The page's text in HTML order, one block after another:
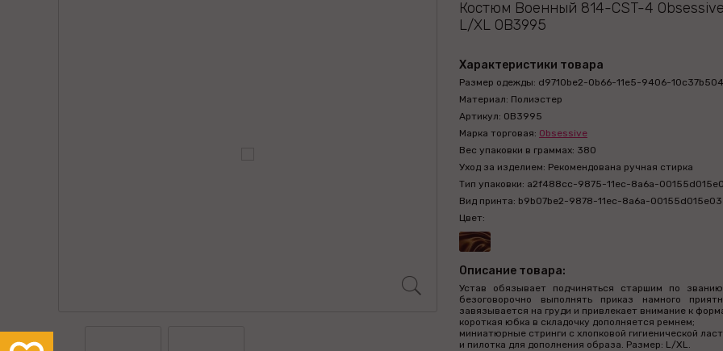
Костюм Военный 814-CST-4
L/XL OB3995
Характеристики товара
Размер одежды: d9710be2-0b66-11e5-9406-
Материал: Полиэстер
Артикул: OB3995
Марка торговая: Obsessive
Вес упаковки в граммах: 380
Уход за изделием: Рекомендована ручная стирка
Тип упаковки: a2f488cc-9875-11ec-8a6a-
Вид принта: b9b07be2-9878-11ec-8a6a-00155d015e03
Цвет:
Описание товара:
Устав обязывает подчиняться старшим по
безоговорочно выполнять приказ намного
завязывается на груди и привлекает внимание к
короткая юбка в складочку дополняется ремнем;
миниатюрные стринги с хлопковой гигиенической
и пилотка для дополнения образа. Размер: L/XL.